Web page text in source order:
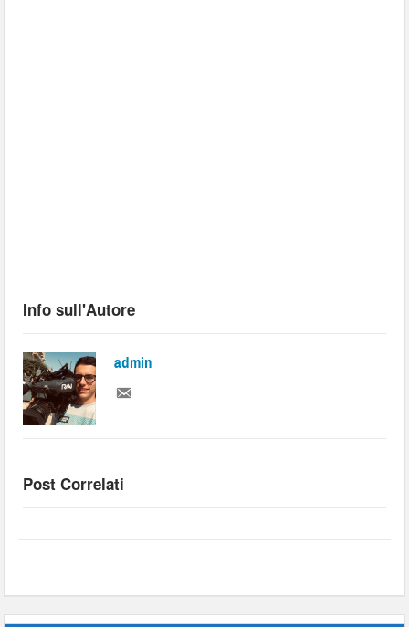
Info sull'Autore
admin
Post Correlati